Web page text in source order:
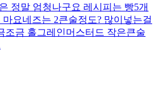
정말 엄청나구요 레시피는 빵5개
요네즈는 2큰술정도? 많이넣는걸
조금 홀그레인머스터드 작은큰술